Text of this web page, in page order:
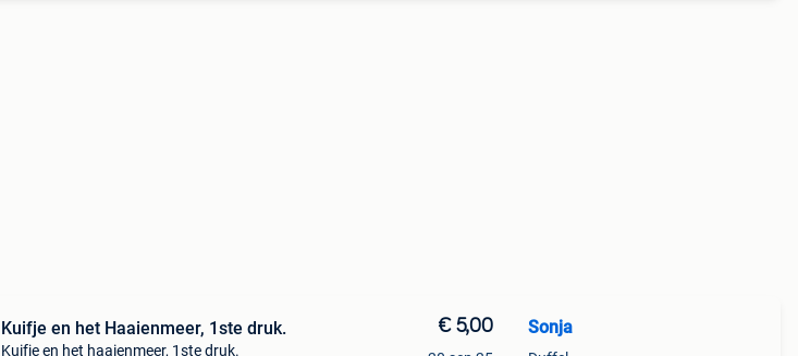
Kuifje en het Haaienmeer, 1ste druk.
Kuifje en het haaienmeer, 1ste druk.
€ 5,00 Sonja